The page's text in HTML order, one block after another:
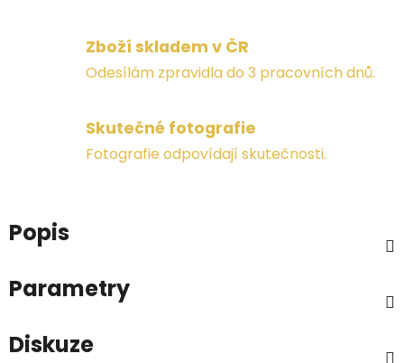
Zboží skladem v ČR
Odesílám zpravidla do 3 pracovních dnů.
Skutečné fotografie
Fotografie odpovídají skutečnosti.
Popis
Parametry
Diskuze